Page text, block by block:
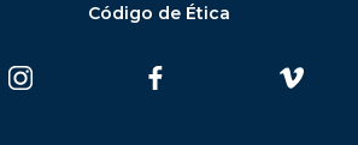
Código de Ética